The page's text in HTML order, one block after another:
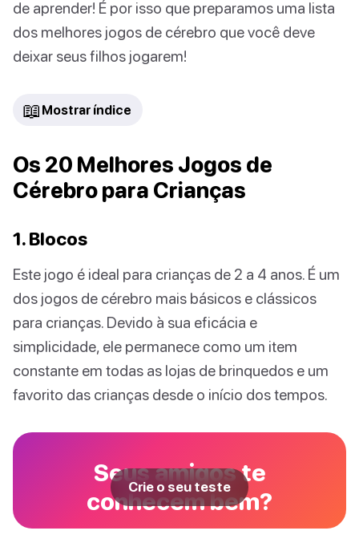
de aprender! É por isso que preparamos uma lista
dos melhores jogos de cérebro que você deve
deixar seus filhos jogarem!
📖 Mostrar índice
Os 20 Melhores Jogos de
Cérebro para Crianças
1. Blocos
Este jogo é ideal para crianças de 2 a 4 anos. É um
dos jogos de cérebro mais básicos e clássicos
para crianças. Devido à sua eficácia e
simplicidade, ele permanece como um item
constante em todas as lojas de brinquedos e um
favorito das crianças desde o início dos tempos.
Seus amigos te
conhecem bem?
Crie o seu teste